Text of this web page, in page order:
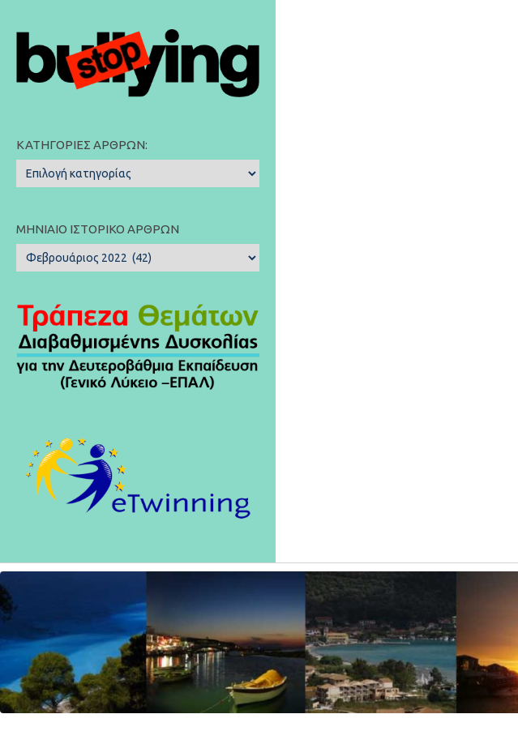
ΚΑΤΗΓΟΡΊΕΣ ΆΡΘΡΩΝ:
Κατηγορίες
Άρθρων:
ΜΗΝΙΑΊΟ ΙΣΤΟΡΙΚΌ ΆΡΘΡΩΝ
Μηνιαίο
Ιστορικό